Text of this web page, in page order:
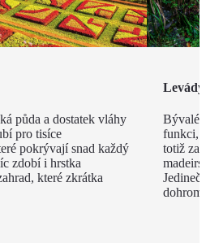
půda a dostatek vláhy
pro tisíce
pokrývají snad každý
zdobí i hrstka
které zkrátka
Levády
Bývalé
funkci,
totiž